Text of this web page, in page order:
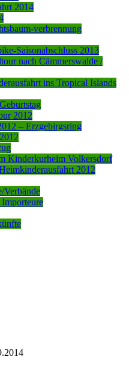
2014
verbrennung
Saisonabschluss 2013
nach Cämmerswalde /
ins Tropical Islands
2012
– Erzgebirgsring
Kinderkurheim Volkersdorf
2012
Verbände